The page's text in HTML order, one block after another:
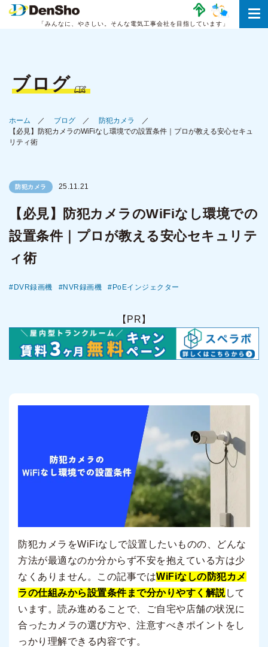
「みんなに、やさしい。 そんな電気工事会社を目指しています」
ブログ
ホーム ブログ
防犯カメラ
【必見】防犯カメラのWiFiなし環境での設置条件｜プロが教える安心セキュ
リティ術
防犯カメラ 25.11.21
【必見】防犯カメラのWiFiなし環境での
設置条件｜プロが教える安心セキュリテ
ィ術
DVR録画機 NVR録画機 PoEインジェクター
【PR】
防犯カメラをWiFiなしで設置したいものの、どんな
方法が最適なのか分からず不安を抱えている方は少
なくありません。この記事ではWiFiなしの防犯カメ
ラの仕組みから設置条件まで分かりやすく解説して
います。読み進めることで、ご自宅や店舗の状況に
合ったカメラの選び方や、注意すべきポイントをし
っかり理解できる内容です。